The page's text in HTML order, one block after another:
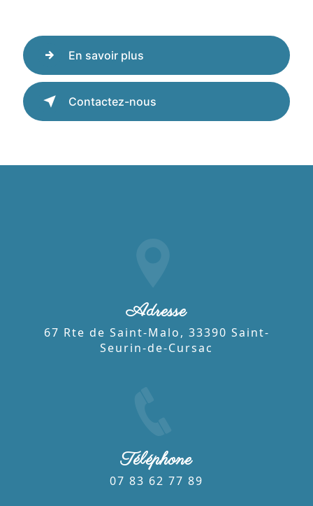
En savoir plus
Contactez-nous
Adresse
67 Rte de Saint-Malo, 33390 Saint-
Seurin-de-Cursac
Téléphone
07 83 62 77 89